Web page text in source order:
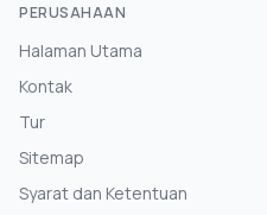
PERUSAHAAN
Halaman Utama
Kontak
Tur
Sitemap
Syarat dan Ketentuan